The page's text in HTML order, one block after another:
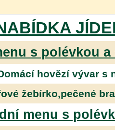
s polévkou a
hovězí vývar s
žebírko,pečené
menu s